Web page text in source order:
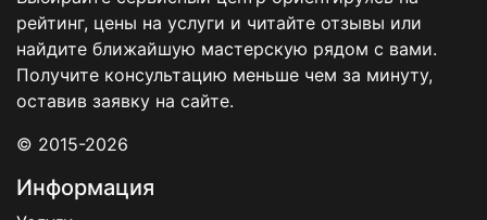
рейтинг, цены на услуги и читайте отзывы или
найдите ближайшую мастерскую рядом с вами.
Получите консультацию меньше чем за минуту,
оставив заявку на сайте.
© 2015-2026
Информация